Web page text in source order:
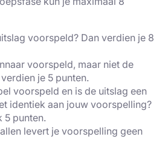
voorspeld? Dan verdien je 8
voorspeld, maar niet de
je 5 punten.
voorspeld en is de uitslag een
identiek aan jouw voorspelling?
5 punten.
levert je voorspelling geen